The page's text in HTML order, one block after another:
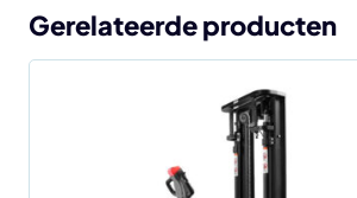
Gerelateerde producten